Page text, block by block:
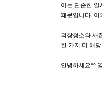
이는 단순한 일
때문입니다. 이
외창청소와 새
한 가지 더 해
안녕하세요^^